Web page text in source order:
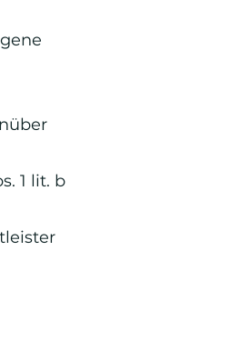
1 lit. b